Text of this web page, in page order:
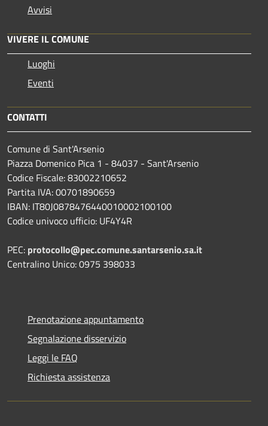
Avvisi
VIVERE IL COMUNE
Luoghi
Eventi
CONTATTI
Comune di Sant'Arsenio
Piazza Domenico Pica 1 - 84037 - Sant'Arsenio
Codice Fiscale: 83002210652
Partita IVA: 00701890659
IBAN: IT80J0878476440010002100100
Codice univoco ufficio: UF4Y4R
PEC: protocollo@pec.comune.santarsenio.sa.it
Centralino Unico: 0975 398033
Prenotazione appuntamento
Segnalazione disservizio
Leggi le FAQ
Richiesta assistenza